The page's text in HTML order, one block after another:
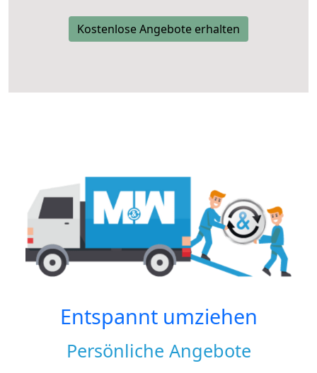
Kostenlose Angebote erhalten
Entspannt umziehen
Persönliche Angebote